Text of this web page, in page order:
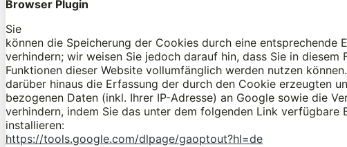
Browser Plugin
Sie
können die Speicherung der Cookies durch eine entsprechende
verhindern; wir weisen Sie jedoch darauf hin, dass Sie in
Funktionen dieser Website vollumfänglich werden nutzen
darüber hinaus die Erfassung der durch den Cookie erzeugten
bezogenen Daten (inkl. Ihrer IP-Adresse) an Google sowie die
verhindern, indem Sie das unter dem folgenden Link verfügbare
installieren:
https://tools.google.com/dlpage/gaoptout?hl=de